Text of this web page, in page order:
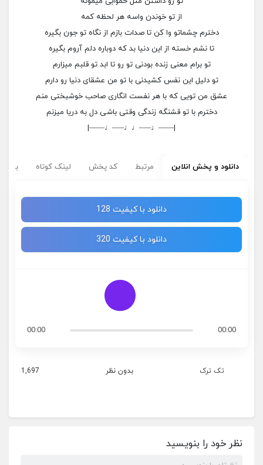
از تو خوندن واسه هر لحظه کمه
دخترم چشماتو وا کن تا صدات بازم از نگاه تو جون بگیره
تا نشم خسته از این دنیا بد که دوباره دلم آروم بگیره
تو برام معنی زنده بودنی تو رو تا ابد تو قلبم میزارم
تو دلیل این نفس کشیدنی با تو من عشقای دنیا رو دارم
عشق من تویی که با هر نفست انگاری صاحب خوشبختی منم
دخترم با تو قشنگه زندگی وقتی باشی دل به دریا میزنم
|——♩—–♩♩—–♩——|
دانلود و پخش انلاین مرتبط کد پخش لینک کوتاه
دانلود با کیفیت 128
دانلود با کیفیت 320
00:00
00:00
تک ترک بدون نظر 1,697
نظر خود را بنویسید